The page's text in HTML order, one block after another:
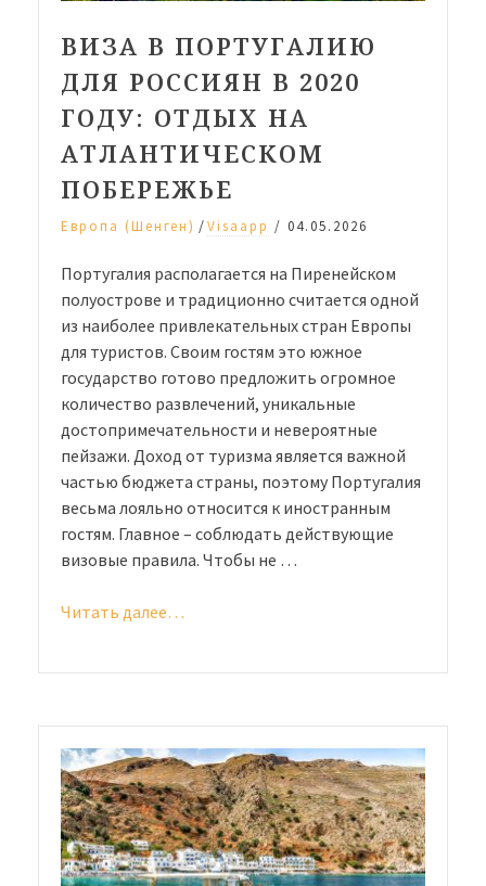
ВИЗА В ПОРТУГАЛИЮ
ДЛЯ РОССИЯН В 2020
ГОДУ: ОТДЫХ НА
АТЛАНТИЧЕСКОМ
ПОБЕРЕЖЬЕ
Европа (Шенген) /Visaapp / 04.05.2026
Португалия располагается на Пиренейском
полуострове и традиционно считается одной
из наиболее привлекательных стран Европы
для туристов. Своим гостям это южное
государство готово предложить огромное
количество развлечений, уникальные
достопримечательности и невероятные
пейзажи. Доход от туризма является важной
частью бюджета страны, поэтому Португалия
весьма лояльно относится к иностранным
гостям. Главное – соблюдать действующие
визовые правила. Чтобы не …
Читать далее…
2020
году:
отдых
на
Атлантическом